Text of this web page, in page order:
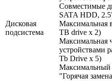
Дисковая
подсистема
Совместимые
SATA HDD,
Максимальная
TB drive x 2)
Максимальная
устройствами
Tb Drive x 5)
Максимальный
"Горячая